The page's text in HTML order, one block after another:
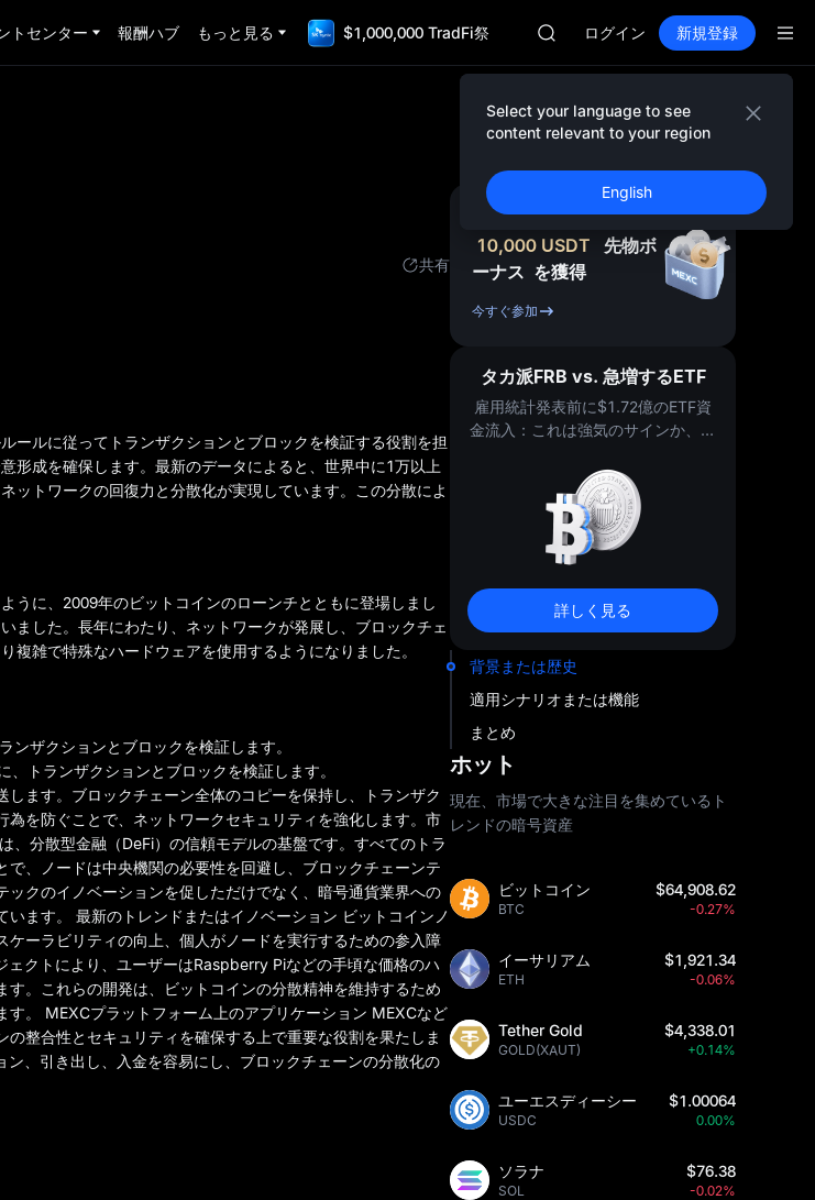
トセンター 報酬ハブ もっと見る $1,000,000 TradFi祭
SKYAI
UNITREE STAR 市場申込 8/10
ロックアップ期限切れ後もSPCX上昇
GOLD(XAU)
AAOI
UNITREE STAR 市場申込 8/10
ロックアップ期限切れ後もSPCX上昇
ログイン 新規登録
Select your language to see
content relevant to your region
English
共有
ールに従ってトランザクションとブロックを検証する役割を担
形成を確保します。最新のデータによると、世界中に1万以上
ットワークの回復力と分散化が実現しています。この分散によ
うに、2009年のビットコインのローンチとともに登場しまし
ました。長年にわたり、ネットワークが発展し、ブロックチェ
雑で特殊なハードウェアを使用するようになりました。
ザクションとブロックを検証します。
トランザクションとブロックを検証します。
ます。ブロックチェーン全体のコピーを保持し、トランザク
を防ぐことで、ネットワークセキュリティを強化します。市
分散型金融（DeFi）の信頼モデルの基盤です。すべてのトラ
、ノードは中央機関の必要性を回避し、ブロックチェーンテ
クのイノベーションを促しただけでなく、暗号通貨業界への
ます。 最新のトレンドまたはイノベーション ビットコインノ
ーラビリティの向上、個人がノードを実行するための参入障
クトにより、ユーザーはRaspberry Piなどの手頃な価格のハ
。これらの開発は、ビットコインの分散精神を維持するため
。 MEXCプラットフォーム上のアプリケーション MEXCなど
整合性とセキュリティを確保する上で重要な役割を果たしま
、引き出し、入金を容易にし、ブロックチェーンの分散化の
新規登録 ＆ 最大
10,000 USDT
先物ボ
ーナス を獲得
今すぐ参加
タカ派FRB vs. 急増するETF
雇用統計発表前に$1.72億のETF資
金流入：これは強気のサインか、そ
詳しく見る
背景または歴史
適用シナリオまたは機能
まとめ
ホット
現在、市場で大きな注目を集めているト
レンドの暗号資産
ビットコイン
BTC
$64,908.62
-0.27%
イーサリアム
ETH
$1,921.34
-0.06%
Tether Gold
GOLD(XAUT)
$4,338.01
+0.14%
ユーエスディーシー
USDC
$1.00064
0.00%
ソラナ
SOL
$76.38
-0.02%